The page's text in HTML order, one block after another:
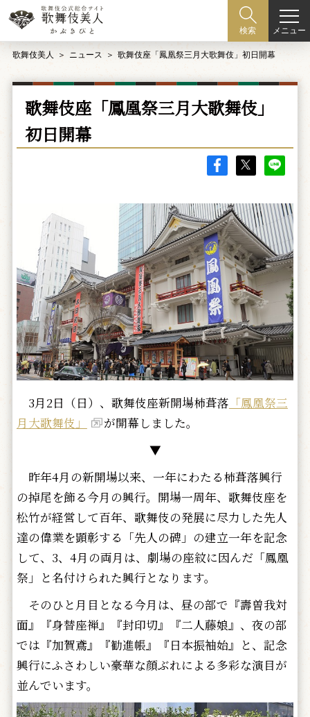
検索 メニュー
歌舞伎美人 ニュース 歌舞伎座「鳳凰祭三月大歌舞伎」初日開幕
歌舞伎座「鳳凰祭三月大歌舞伎」
初日開幕
3月2日（日）、歌舞伎座新開場柿葺落 「鳳凰祭三
月大歌舞伎」
が開幕しました。
▼
昨年4月の新開場以来、一年にわたる杮葺落興行
の掉尾を飾る今月の興行。開場一周年、歌舞伎座を
松竹が経営して百年、歌舞伎の発展に尽力した先人
達の偉業を顕彰する「先人の碑」の建立一年を記念
して、3、4月の両月は、劇場の座紋に因んだ「鳳凰
祭」と名付けられた興行となります。
そのひと月目となる今月は、昼の部で『壽曽我対
面』『身替座禅』『封印切』『二人藤娘』、夜の部
では『加賀鳶』『勧進帳』『日本振袖始』と、記念
興行にふさわしい豪華な顔ぶれによる多彩な演目が
並んでいます。